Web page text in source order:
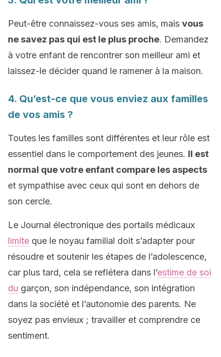
Peut-être connaissez-vous ses amis, mais vous
ne savez pas qui est le plus proche. Demandez
à votre enfant de rencontrer son meilleur ami et
laissez-le décider quand le ramener à la maison.
4. Qu’est-ce que vous enviez aux familles
de vos amis ?
Toutes les familles sont différentes et leur rôle est
essentiel dans le comportement des jeunes. Il est
normal que votre enfant compare les aspects
et sympathise avec ceux qui sont en dehors de
son cercle.
Le Journal électronique des portails médicaux
limite que le noyau familial doit s’adapter pour
résoudre et soutenir les étapes de l’adolescence,
car plus tard, cela se reflétera dans l’estime de soi
du garçon, son indépendance, son intégration
dans la société et l’autonomie des parents. Ne
soyez pas envieux ; travailler et comprendre ce
sentiment.